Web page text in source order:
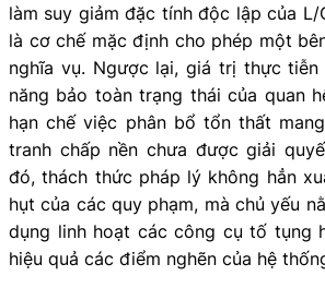
làm suy giảm đặc tính độc lập của L/
là cơ chế mặc định cho phép một
nghĩa vụ. Ngược lại, giá trị thực
năng bảo toàn trạng thái của quan
hạn chế việc phân bổ tổn thất
tranh chấp nền chưa được giải
đó, thách thức pháp lý không hẳn
hụt của các quy phạm, mà chủ yếu
dụng linh hoạt các công cụ tố tụng
hiệu quả các điểm nghẽn của hệ